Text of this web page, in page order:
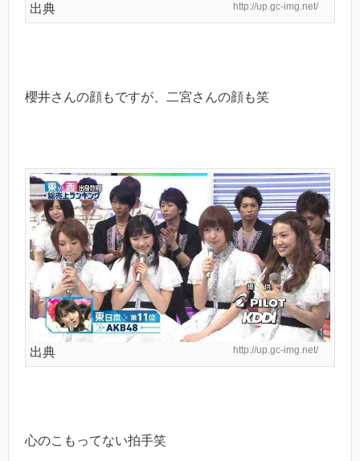
出典 http://up.gc-img.net/
櫻井さんの顔もですが、二宮さんの顔も笑
出典 http://up.gc-img.net/
心のこもってない拍手笑